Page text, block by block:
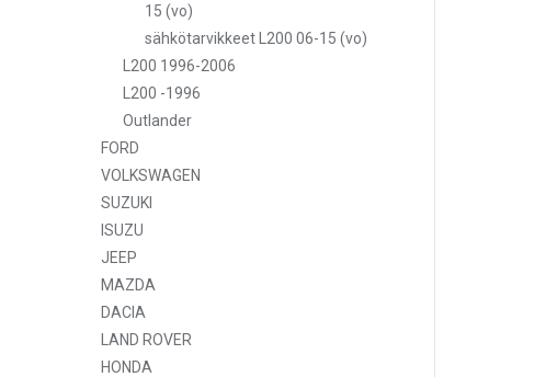
15 (vo)
sähkötarvikkeet L200 06-15 (vo)
L200 1996-2006
L200 -1996
Outlander
FORD
VOLKSWAGEN
SUZUKI
ISUZU
JEEP
MAZDA
DACIA
LAND ROVER
HONDA